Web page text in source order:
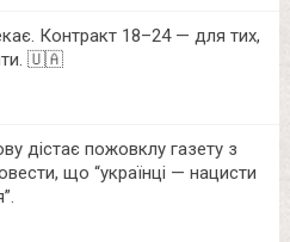
Контракт 18–24 — для тих,
🇺🇦
дістає пожовклу газету з
що “українці — нацисти